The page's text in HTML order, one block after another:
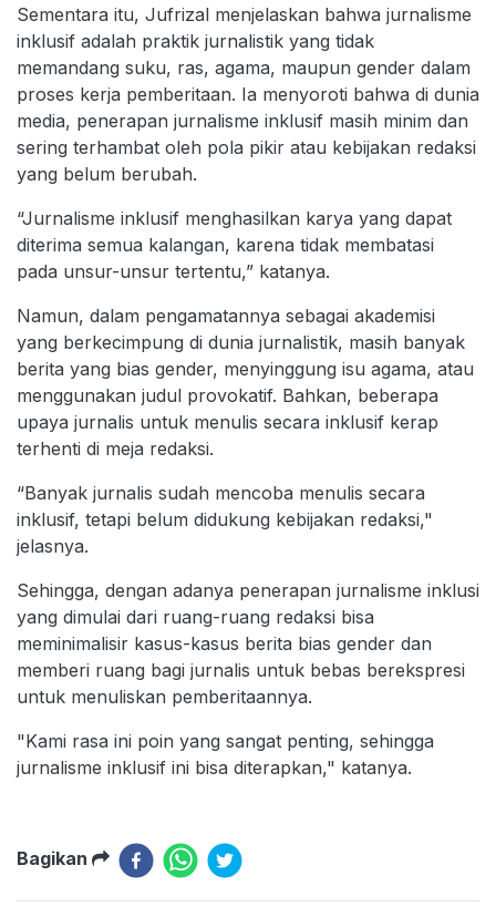
Sementara itu, Jufrizal menjelaskan bahwa jurnalisme
inklusif adalah praktik jurnalistik yang tidak
memandang suku, ras, agama, maupun gender dalam
proses kerja pemberitaan. Ia menyoroti bahwa di dunia
media, penerapan jurnalisme inklusif masih minim dan
sering terhambat oleh pola pikir atau kebijakan redaksi
yang belum berubah.
“Jurnalisme inklusif menghasilkan karya yang dapat
diterima semua kalangan, karena tidak membatasi
pada unsur-unsur tertentu,” katanya.
Namun, dalam pengamatannya sebagai akademisi
yang berkecimpung di dunia jurnalistik, masih banyak
berita yang bias gender, menyinggung isu agama, atau
menggunakan judul provokatif. Bahkan, beberapa
upaya jurnalis untuk menulis secara inklusif kerap
terhenti di meja redaksi.
“Banyak jurnalis sudah mencoba menulis secara
inklusif, tetapi belum didukung kebijakan redaksi,"
jelasnya.
Sehingga, dengan adanya penerapan jurnalisme inklusi
yang dimulai dari ruang-ruang redaksi bisa
meminimalisir kasus-kasus berita bias gender dan
memberi ruang bagi jurnalis untuk bebas berekspresi
untuk menuliskan pemberitaannya.
"Kami rasa ini poin yang sangat penting, sehingga
jurnalisme inklusif ini bisa diterapkan," katanya.
Bagikan